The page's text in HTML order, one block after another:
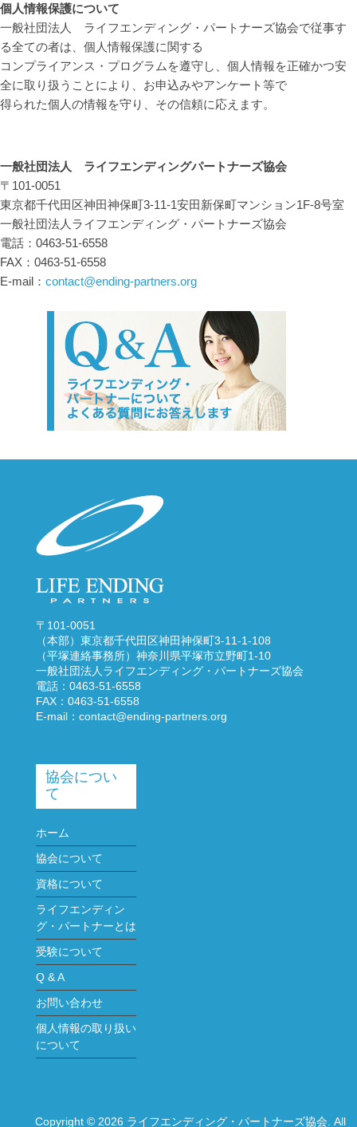
個人情報保護について
一般社団法人 ライフエンディング・パートナーズ協会で従事す
る全ての者は、個人情報保護に関する
コンプライアンス・プログラムを遵守し、個人情報を正確かつ安
全に取り扱うことにより、お申込みやアンケート等で
得られた個人の情報を守り、その信頼に応えます。
一般社団法人 ライフエンディングパートナーズ協会
〒101-0051
東京都千代田区神田神保町3-11-1安田新保町マンション1F-8号室
一般社団法人ライフエンディング・パートナーズ協会
電話：0463-51-6558
FAX：0463-51-6558
E-mail： contact@ending-partners.org
〒101-0051
（本部）東京都千代田区神田神保町3-11-1-108
（平塚連絡事務所）神奈川県平塚市立野町1-10
一般社団法人ライフエンディング・パートナーズ協会
電話：0463-51-6558
FAX：0463-51-6558
E-mail： contact@ending-partners.org
協会につい
て
ホーム
協会について
資格について
ライフエンディン
グ・パートナーとは
受験について
Q & A
お問い合わせ
個人情報の取り扱い
について
Copyright © 2026 ライフエンディング・パートナーズ協会 . All